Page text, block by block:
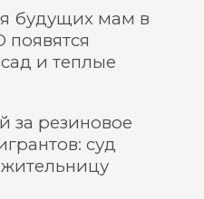
будущих мам в
и теплые
за резиновое
суд